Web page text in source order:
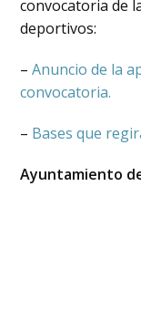
convocatoria de
deportivos:
–Anuncio de la
convocatoria.
– Bases que
Ayuntamiento